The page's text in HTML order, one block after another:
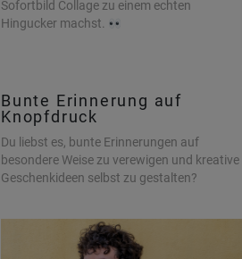
Sofortbild Collage zu einem echten
Hingucker machst.
Bunte Erinnerung auf
Knopfdruck
Du liebst es, bunte Erinnerungen auf
besondere Weise zu verewigen und kreative
Geschenkideen selbst zu gestalten?